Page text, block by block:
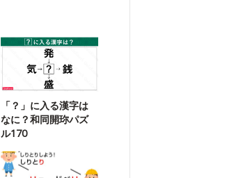
「？」に入る漢字は
なに？和同開珎パズ
ル170